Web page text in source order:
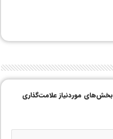
بخش‌های موردنیاز علامت‌گذاری